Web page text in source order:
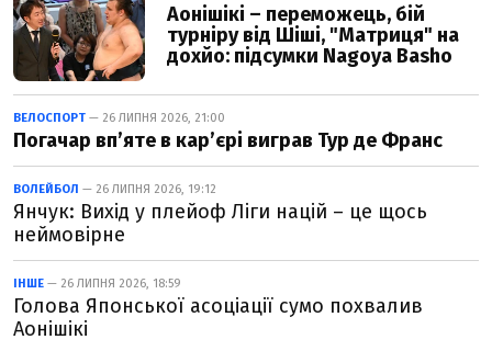
Аонішікі – переможець, бій
турніру від Шіші, "Матриця" на
дохйо: підсумки Nagoya Basho
ВЕЛОСПОРТ — 26 ЛИПНЯ 2026, 21:00
Погачар вп’яте в кар’єрі виграв Тур де Франс
ВОЛЕЙБОЛ — 26 ЛИПНЯ 2026, 19:12
Янчук: Вихід у плейоф Ліги націй – це щось
неймовірне
ІНШЕ — 26 ЛИПНЯ 2026, 18:59
Голова Японської асоціації сумо похвалив
Аонішікі